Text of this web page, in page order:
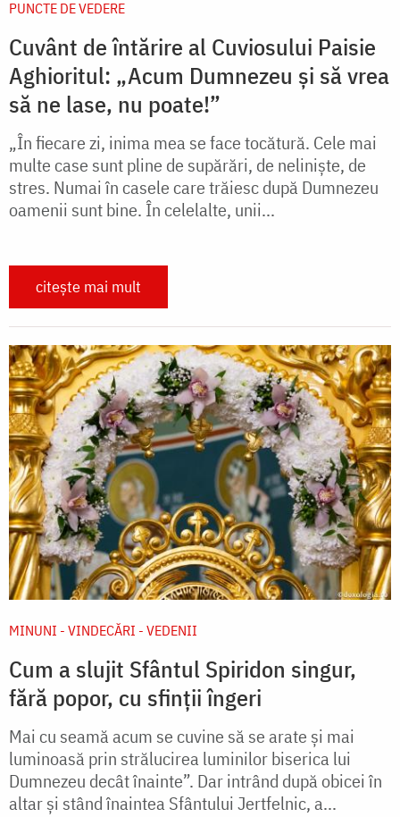
PUNCTE DE VEDERE
Cuvânt de întărire al Cuviosului Paisie
Aghioritul: „Acum Dumnezeu și să vrea
să ne lase, nu poate!”
„În fiecare zi, inima mea se face tocătură. Cele mai
multe case sunt pline de supărări, de neliniște, de
stres. Numai în casele care trăiesc după Dumnezeu
oamenii sunt bine. În celelalte, unii...
citește mai mult
MINUNI - VINDECĂRI - VEDENII
Cum a slujit Sfântul Spiridon singur,
fără popor, cu sfinții îngeri
Mai cu seamă acum se cuvine să se arate și mai
luminoasă prin strălucirea luminilor biserica lui
Dumnezeu decât înainte”. Dar intrând după obicei în
altar și stând înaintea Sfântului Jertfelnic, a...